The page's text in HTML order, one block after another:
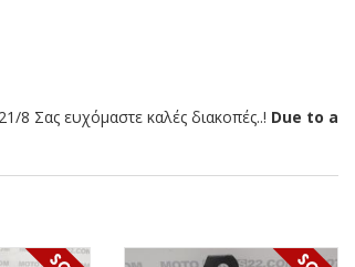
8 Σας ευχόμαστε καλές διακοπές..! Due to a